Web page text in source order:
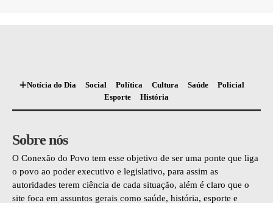
Notícia do Dia Social Política Cultura Saúde
Policial
Esporte
História
Sobre nós
O Conexão do Povo tem esse objetivo de ser uma ponte que liga
o povo ao poder executivo e legislativo, para assim as
autoridades terem ciência de cada situação, além é claro que o
site foca em assuntos gerais como saúde, história, esporte e